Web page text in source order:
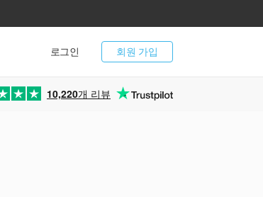
회원 가입
로그인
10,220개 리뷰